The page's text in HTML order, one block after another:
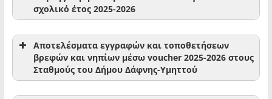
https://poldafni-
ymittos.intellisoft.gr/
σχολικό έτος 2025-2026
Αποτελέσματα εγγραφών και τοποθετήσεων
βρεφών και νηπίων μέσω voucher 2025-2026 στους
Σταθμούς του Δήμου Δάφνης-Υμηττού